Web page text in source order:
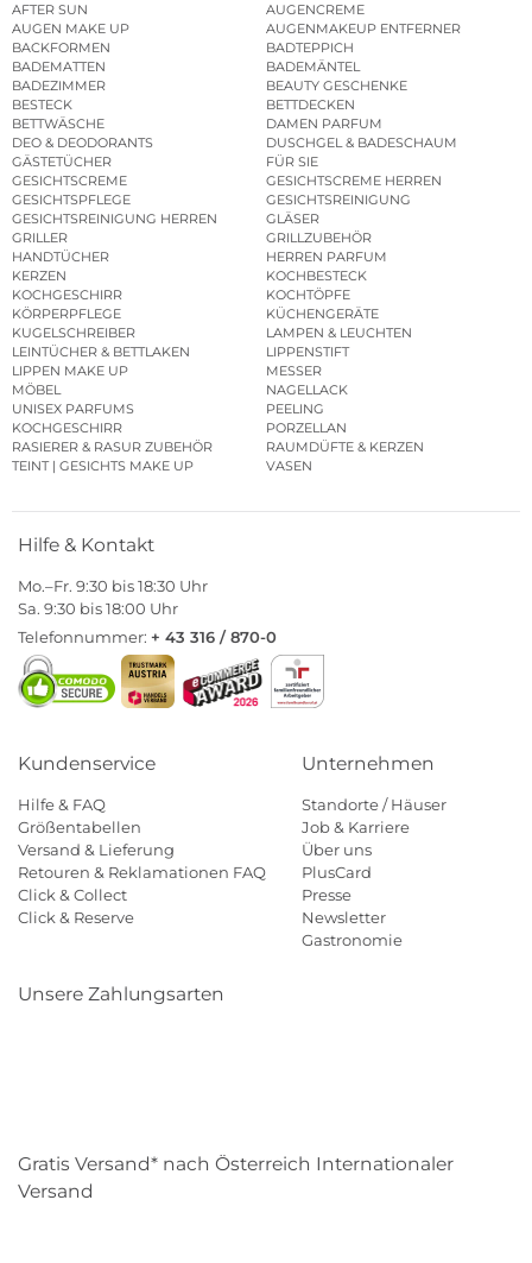
AFTER SUN
AUGENCREME
AUGEN MAKE UP
AUGENMAKEUP ENTFERNER
BACKFORMEN
BADTEPPICH
BADEMATTEN
BADEMÄNTEL
BADEZIMMER
BEAUTY GESCHENKE
BESTECK
BETTDECKEN
BETTWÄSCHE
DAMEN PARFUM
DEO & DEODORANTS
DUSCHGEL & BADESCHAUM
GÄSTETÜCHER
FÜR SIE
GESICHTSCREME
GESICHTSCREME HERREN
GESICHTSPFLEGE
GESICHTSREINIGUNG
GESICHTSREINIGUNG HERREN
GLÄSER
GRILLER
GRILLZUBEHÖR
HANDTÜCHER
HERREN PARFUM
KERZEN
KOCHBESTECK
KOCHGESCHIRR
KOCHTÖPFE
KÖRPERPFLEGE
KÜCHENGERÄTE
KUGELSCHREIBER
LAMPEN & LEUCHTEN
LEINTÜCHER & BETTLAKEN
LIPPENSTIFT
LIPPEN MAKE UP
MESSER
MÖBEL
NAGELLACK
UNISEX PARFUMS
PEELING
KOCHGESCHIRR
PORZELLAN
RASIERER & RASUR ZUBEHÖR
RAUMDÜFTE & KERZEN
TEINT | GESICHTS MAKE UP
VASEN
Hilfe & Kontakt
Mo.–Fr. 9:30 bis 18:30 Uhr
Sa. 9:30 bis 18:00 Uhr
Telefonnummer: + 43 316 / 870-0
Kundenservice
Hilfe & FAQ
Größentabellen
Versand & Lieferung
Retouren & Reklamationen FAQ
Click & Collect
Click & Reserve
Unternehmen
Standorte / Häuser
Job & Karriere
Über uns
PlusCard
Presse
Newsletter
Gastronomie
Unsere Zahlungsarten
Gratis Versand* nach Österreich Internationaler
Versand